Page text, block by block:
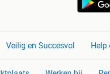
Veilig en Succesvol Help